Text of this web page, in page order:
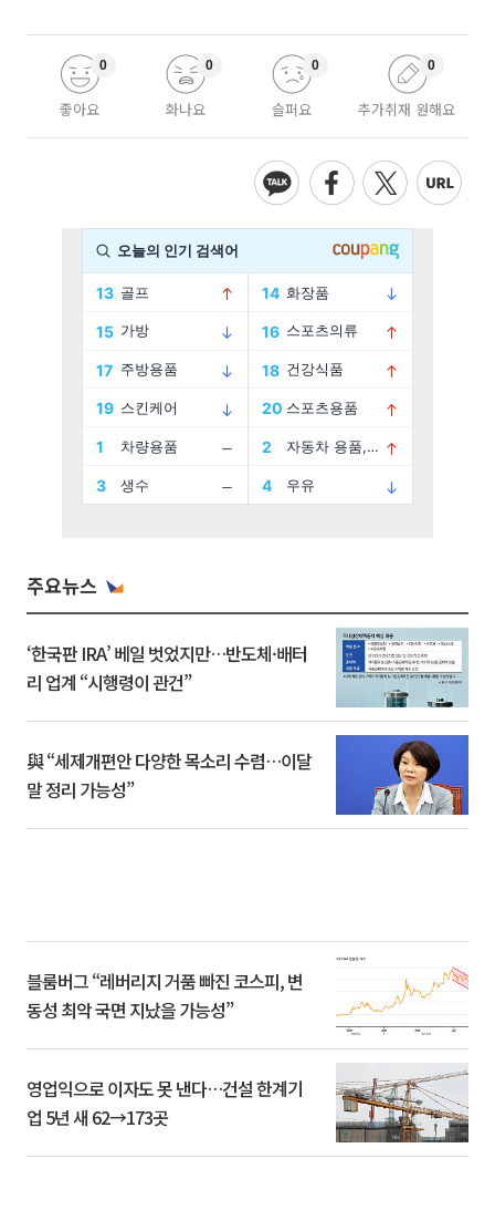
좋아요
0
화나요
0
슬퍼요
0
추가취재 원해요
0
주요뉴스
‘한국판 IRA’ 베일 벗었지만…반도체·배터
리 업계 “시행령이 관건”
與 “세제개편안 다양한 목소리 수렴…이달
말 정리 가능성”
블룸버그 “레버리지 거품 빠진 코스피, 변
동성 최악 국면 지났을 가능성”
영업익으로 이자도 못 낸다…건설 한계기
업 5년 새 62→173곳